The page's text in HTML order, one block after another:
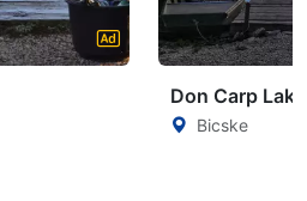
Don Carp Lake
Bicske